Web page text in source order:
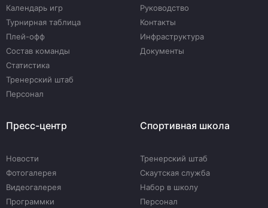
Календарь игр
Турнирная таблица
Плей-офф
Состав команды
Статистика
Тренерский штаб
Персонал
Руководство
Контакты
Инфраструктура
Документы
Пресс-центр
Новости
Фотогалерея
Видеогалерея
Программки
Спортивная школа
Тренерский штаб
Скаутская служба
Набор в школу
Персонал